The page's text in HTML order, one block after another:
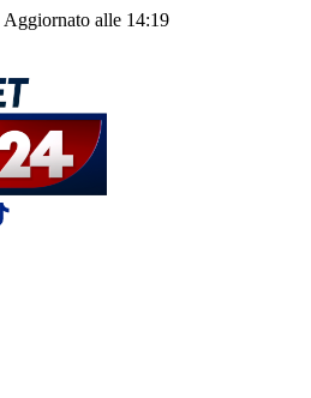
Aggiornato alle 14:19